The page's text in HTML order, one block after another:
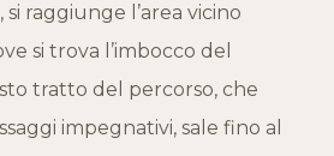
raggiunge l’area vicino
si trova l’imbocco del
tratto del percorso, che
impegnativi, sale fino al